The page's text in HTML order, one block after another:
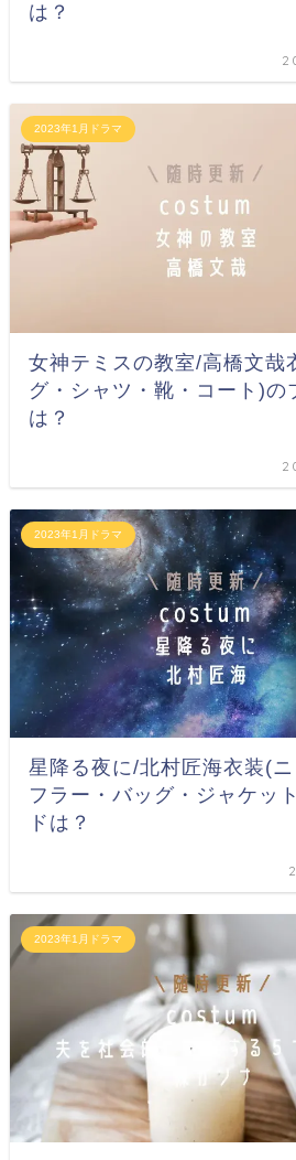
は？
2023年1月ドラマ
女神テミスの教室/高橋文哉
グ・シャツ・靴・コート)の
は？
2023年1月ドラマ
星降る夜に/北村匠海衣装(
フラー・バッグ・ジャケッ
ドは？
2023年1月ドラマ